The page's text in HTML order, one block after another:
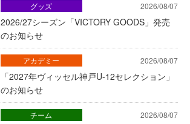
2026/08/07
2026/27シーズン「VICTORY GOODS」発売
のお知らせ
グッズ
2026/08/07
「2027年ヴィッセル神戸U-12セレクション」
のお知らせ
アカデミー
2026/08/07
チーム